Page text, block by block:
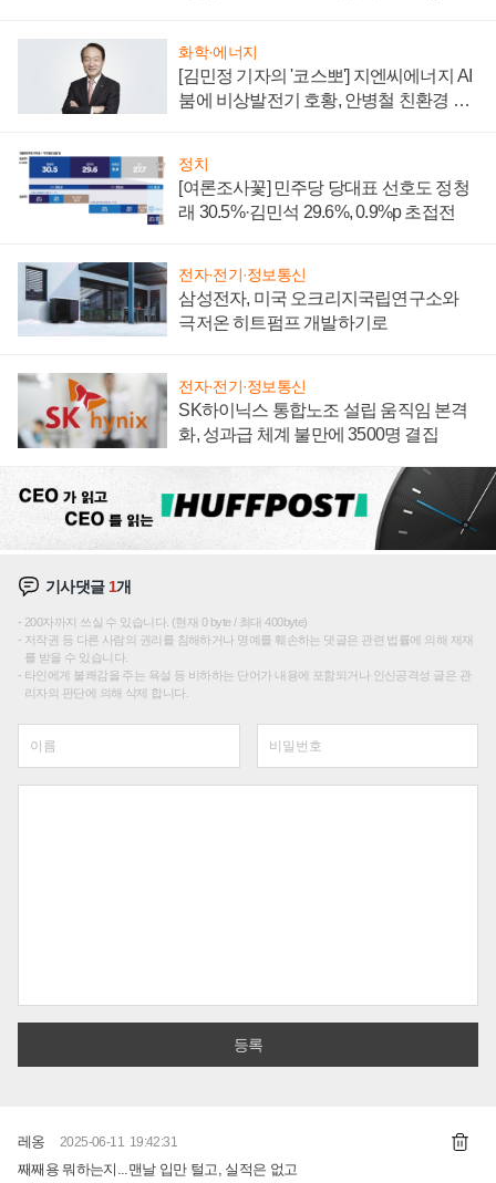
화학·에너지
[김민정 기자의 '코스뽀'] 지엔씨에너지 AI
붐에 비상발전기 호황, 안병철 친환경 에
정치
[여론조사꽃] 민주당 당대표 선호도 정청
래 30.5%·김민석 29.6%, 0.9%p 초접전
전자·전기·정보통신
삼성전자, 미국 오크리지국립연구소와
극저온 히트펌프 개발하기로
전자·전기·정보통신
SK하이닉스 통합노조 설립 움직임 본격
화, 성과급 체계 불만에 3500명 결집
기사댓글 1개
200자까지 쓰실 수 있습니다. (현재 0 byte / 최대 400byte)
저작권 등 다른 사람의 권리를 침해하거나 명예를 훼손하는 댓글은 관련 법률에 의해 제재
를 받을 수 있습니다.
타인에게 불쾌감을 주는 욕설 등 비하하는 단어가 내용에 포함되거나 인신공격성 글은 관
리자의 판단에 의해 삭제 합니다.
레옹 2025-06-11 19:42:31
째째용 뭐하는지...맨날 입만 털고, 실적은 없고